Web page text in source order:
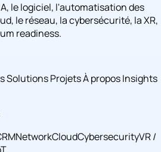
le logiciel, l'automatisation des
le réseau, la cybersécurité, la XR,
readiness.
SolutionsProjetsÀ proposInsights
NetworkCloudCybersecurityVR /